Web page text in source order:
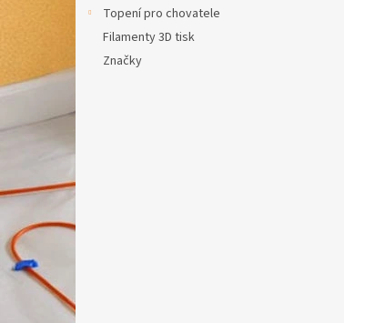
Topení pro chovatele
Filamenty 3D tisk
Značky